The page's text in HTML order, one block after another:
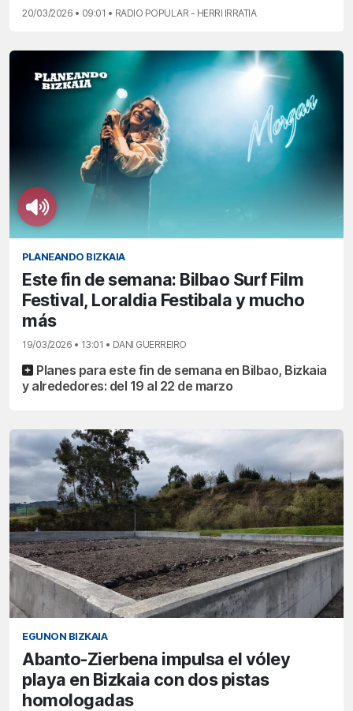
20/03/2026 • 09:01 • RADIO POPULAR - HERRI IRRATIA
PLANEANDO BIZKAIA
Este fin de semana: Bilbao Surf Film
Festival, Loraldia Festibala y mucho
más
19/03/2026 • 13:01 • DANI GUERREIRO
Planes para este fin de semana en Bilbao, Bizkaia
y alrededores: del 19 al 22 de marzo
EGUNON BIZKAIA
Abanto-Zierbena impulsa el vóley
playa en Bizkaia con dos pistas
homologadas